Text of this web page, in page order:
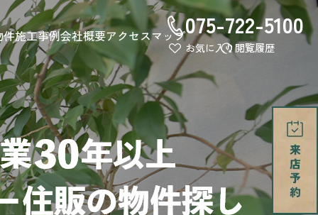
件施工事例会社概要アクセスマップ075-722-5100
お気に入り閲覧履歴